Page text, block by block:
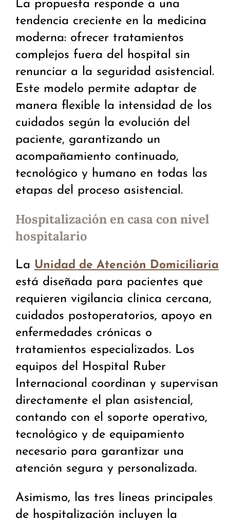
La propuesta responde a una
tendencia creciente en la medicina
moderna: ofrecer tratamientos
complejos fuera del hospital sin
renunciar a la seguridad asistencial.
Este modelo permite adaptar de
manera flexible la intensidad de los
cuidados según la evolución del
paciente, garantizando un
acompañamiento continuado,
tecnológico y humano en todas las
etapas del proceso asistencial.
Hospitalización en casa con nivel
hospitalario
La Unidad de Atención Domiciliaria
está diseñada para pacientes que
requieren vigilancia clínica cercana,
cuidados postoperatorios, apoyo en
enfermedades crónicas o
tratamientos especializados. Los
equipos del Hospital Ruber
Internacional coordinan y supervisan
directamente el plan asistencial,
contando con el soporte operativo,
tecnológico y de equipamiento
necesario para garantizar una
atención segura y personalizada.
Asimismo, las tres líneas principales
de hospitalización incluyen la